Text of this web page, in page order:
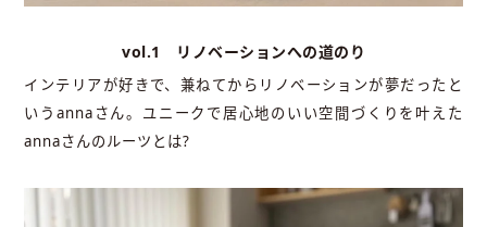
vol.1 リノベーションへの道のり
インテリアが好きで、兼ねてからリノベーションが夢だったと
いうannaさん。ユニークで居心地のいい空間づくりを叶えた
annaさんのルーツとは?